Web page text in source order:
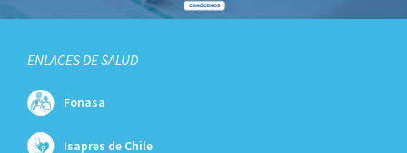
ENLACES DE SALUD
Fonasa
Isapres de Chile